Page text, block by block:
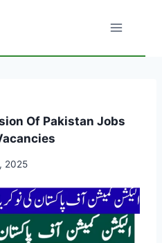
Of Pakistan Jobs
2025